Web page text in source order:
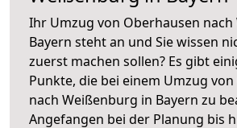
Ihr Umzug von Oberhausen
Bayern steht an und Sie wissen
zuerst machen sollen? Es gibt
Punkte, die bei einem Umzug
nach Weißenburg in Bayern zu
Angefangen bei der Planung bis